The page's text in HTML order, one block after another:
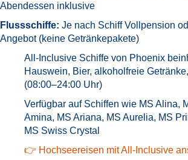
Abendessen inklusive
Flussschiffe: Je nach Schiff Vollpension
Angebot (keine Getränkepakete)
All-Inclusive Schiffe von Phoenix
Hauswein, Bier, alkoholfreie
(08:00–24:00 Uhr)
Verfügbar auf Schiffen wie MS Alina,
Amina, MS Ariana, MS Aurelia, MS
MS Swiss Crystal
👉 Hochseereisen mit All-Inclusive